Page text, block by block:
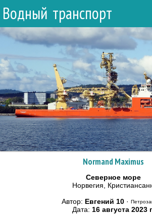
Водный транспорт
Normand Maximus
Северное море
Норвегия,
Автор: Евгений 10 ·
Дата: 16 августа 2023